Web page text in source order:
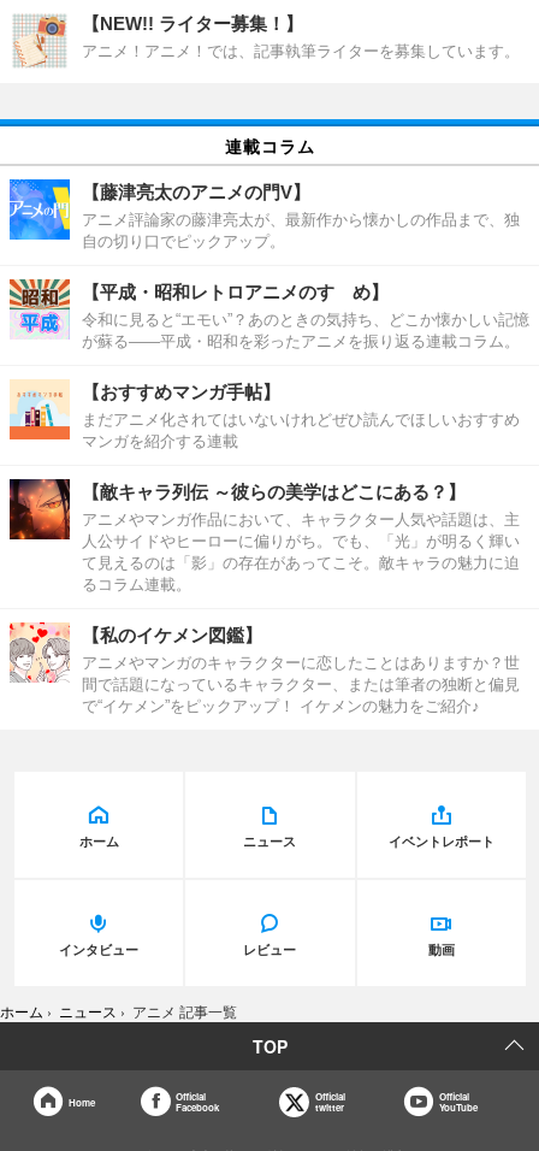
【NEW!! ライター募集！】
アニメ！アニメ！では、記事執筆ライターを募集しています。
連載コラム
【藤津亮太のアニメの門V】
アニメ評論家の藤津亮太が、最新作から懐かしの作品まで、独
自の切り口でピックアップ。
【平成・昭和レトロアニメのすゝめ】
令和に見ると“エモい”？あのときの気持ち、どこか懐かしい記憶
が蘇る――平成・昭和を彩ったアニメを振り返る連載コラム。
【おすすめマンガ手帖】
まだアニメ化されてはいないけれどぜひ読んでほしいおすすめ
マンガを紹介する連載
【敵キャラ列伝 ～彼らの美学はどこにある？】
アニメやマンガ作品において、キャラクター人気や話題は、主
人公サイドやヒーローに偏りがち。でも、「光」が明るく輝い
て見えるのは「影」の存在があってこそ。敵キャラの魅力に迫
るコラム連載。
【私のイケメン図鑑】
アニメやマンガのキャラクターに恋したことはありますか？世
間で話題になっているキャラクター、または筆者の独断と偏見
で“イケメン”をピックアップ！ イケメンの魅力をご紹介♪
ホーム ニュース イベントレポート
インタビュー レビュー 動画
ホーム › ニュース › アニメ 記事一覧
TOP
Home
Official
Facebook
Official
twitter
Official
YouTube